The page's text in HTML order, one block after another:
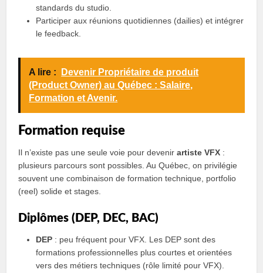
standards du studio.
Participer aux réunions quotidiennes (dailies) et intégrer
le feedback.
A lire :
Devenir Propriétaire de produit
(Product Owner) au Québec : Salaire,
Formation et Avenir.
Formation requise
Il n’existe pas une seule voie pour devenirartiste VFX :
plusieurs parcours sont possibles. Au Québec, on privilégie
souvent une combinaison de formation technique, portfolio
(reel) solide et stages.
Diplômes (DEP, DEC, BAC)
DEP : peu fréquent pour VFX. Les DEP sont des
formations professionnelles plus courtes et orientées
vers des métiers techniques (rôle limité pour VFX).